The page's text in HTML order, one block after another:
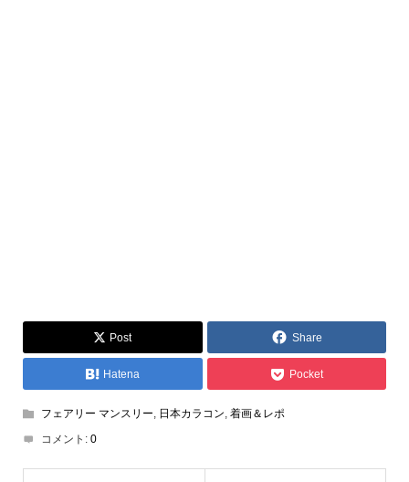
Post Share
Hatena Pocket
フェアリー マンスリー, 日本カラコン, 着画＆レポ
コメント: 0